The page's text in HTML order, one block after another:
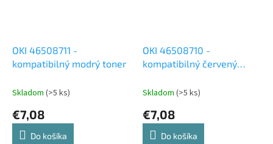
OKI 46508711 -
kompatibilný modrý toner
Skladom (>5 ks)
€7,08
Do košíka
OKI 46508710 -
kompatibilný červený
Skladom (>5 ks)
€7,08
Do košíka